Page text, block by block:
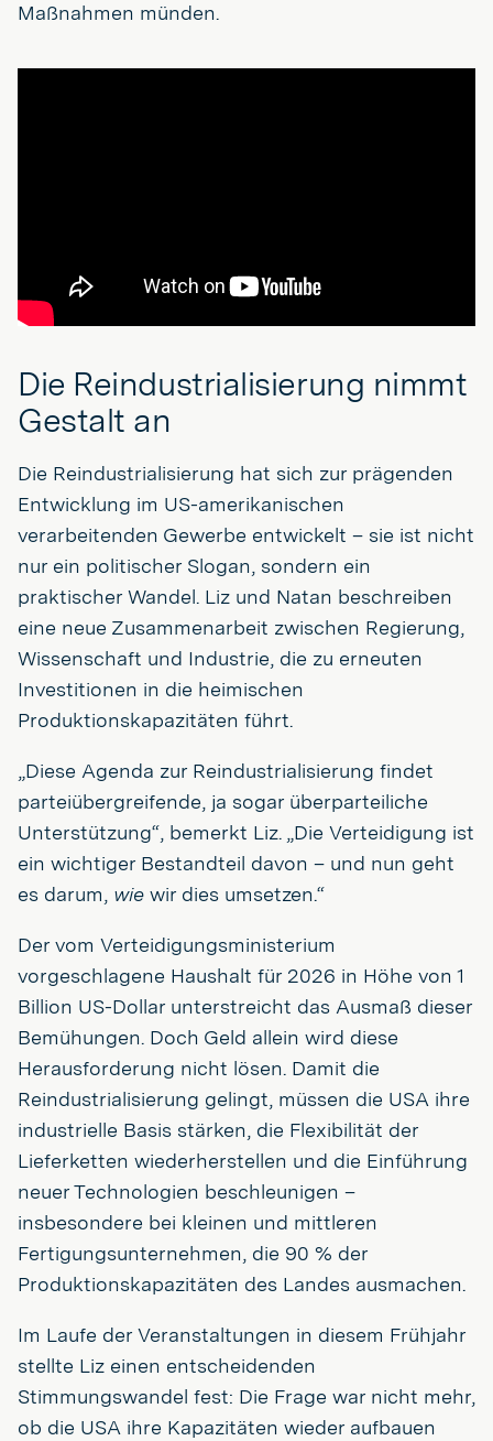
Maßnahmen münden.
Die Reindustrialisierung nimmt
Gestalt an
Die Reindustrialisierung hat sich zur prägenden
Entwicklung im US-amerikanischen
verarbeitenden Gewerbe entwickelt – sie ist nicht
nur ein politischer Slogan, sondern ein
praktischer Wandel. Liz und Natan beschreiben
eine neue Zusammenarbeit zwischen Regierung,
Wissenschaft und Industrie, die zu erneuten
Investitionen in die heimischen
Produktionskapazitäten führt.
„Diese Agenda zur Reindustrialisierung findet
parteiübergreifende, ja sogar überparteiliche
Unterstützung“, bemerkt Liz. „Die Verteidigung ist
ein wichtiger Bestandteil davon – und nun geht
es darum, wie wir dies umsetzen.“
Der vom Verteidigungsministerium
vorgeschlagene Haushalt für 2026 in Höhe von 1
Billion US-Dollar unterstreicht das Ausmaß dieser
Bemühungen. Doch Geld allein wird diese
Herausforderung nicht lösen. Damit die
Reindustrialisierung gelingt, müssen die USA ihre
industrielle Basis stärken, die Flexibilität der
Lieferketten wiederherstellen und die Einführung
neuer Technologien beschleunigen –
insbesondere bei kleinen und mittleren
Fertigungsunternehmen, die 90 % der
Produktionskapazitäten des Landes ausmachen.
Im Laufe der Veranstaltungen in diesem Frühjahr
stellte Liz einen entscheidenden
Stimmungswandel fest: Die Frage war nicht mehr,
ob die USA ihre Kapazitäten wieder aufbauen